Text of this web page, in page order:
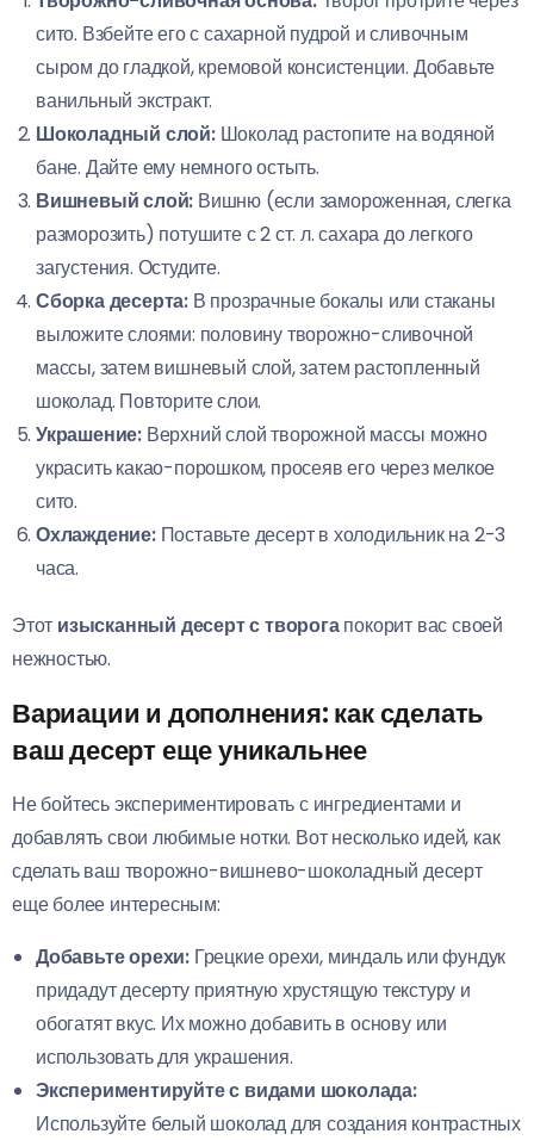
сито. Взбейте его с сахарной пудрой и сливочным
сыром до гладкой, кремовой консистенции. Добавьте
ванильный экстракт.
Шоколадный слой:Шоколад растопите на водяной
бане. Дайте ему немного остыть.
Вишневый слой: Вишню (если замороженная, слегка
разморозить) потушите с 2 ст. л. сахара до легкого
загустения. Остудите.
Сборка десерта: В прозрачные бокалы или стаканы
выложите слоями: половину творожно-сливочной
массы, затем вишневый слой, затем растопленный
шоколад. Повторите слои.
Украшение: Верхний слой творожной массы можно
украсить какао-порошком, просеяв его через мелкое
сито.
Охлаждение:Поставьте десерт в холодильник на 2-3
часа.
Этот изысканный десерт с творогапокорит вас своей
нежностью.
Вариации и дополнения: как сделать
ваш десерт еще уникальнее
Не бойтесь экспериментировать с ингредиентами и
добавлять свои любимые нотки. Вот несколько идей, как
сделать ваш творожно-вишнево-шоколадный десерт
еще более интересным:
Добавьте орехи: Грецкие орехи, миндаль или фундук
придадут десерту приятную хрустящую текстуру и
обогатят вкус. Их можно добавить в основу или
использовать для украшения.
Экспериментируйте с видами шоколада:
Используйте белый шоколад для создания контрастных